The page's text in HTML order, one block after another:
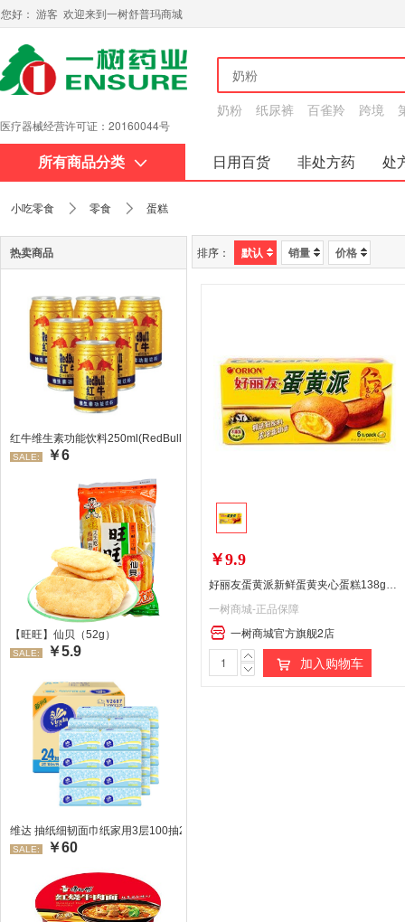
您好： 游客 欢迎来到一树舒普玛商城
医疗器械经营许可证：20160044号
奶粉 纸尿裤 百雀羚 跨境
所有商品分类 日用百货 非处方药
处
小吃零食 零食 蛋糕
热卖商品
红牛维生素功能饮料250ml(RedBull/红牛)
SALE: ￥6
【旺旺】仙贝（52g）
SALE: ￥5.9
维达 抽纸细韧面巾纸家用3层100抽24包/箱 超值装 偏远地区不发货偏远地区:(含
SALE: ￥60
排序： 默认 销量 价格
￥9.9
好丽友蛋黄派新鲜蛋黄夹心蛋糕138g（统）
一树商城-正品保障
一树商城官方旗舰2店
加入购物车